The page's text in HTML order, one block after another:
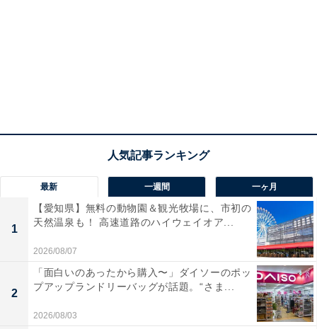
最新 一週間 一ヶ月
1
【愛知県】無料の動物園＆観光牧場に、市初の
天然温泉も！ 高速道路のハイウェイオア...
2026/08/07
2
「面白いのあったから購入〜」ダイソーのポッ
プアップランドリーバッグが話題。“さま...
2026/08/03